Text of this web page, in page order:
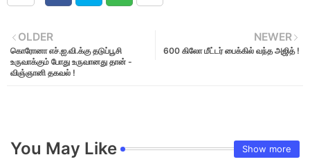
NEWER
600 கிலோ மீட்டர் பைக்கில் வந்த அஜித் !
OLDER
கொரோனா எச்.ஐ.வி.க்கு தடுப்பூசி
உருவாக்கும் போது உருவானது தான் -
விஞ்ஞானி தகவல் !
You May Like Show more